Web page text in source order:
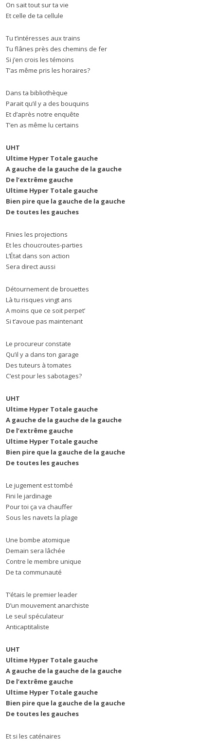
On sait tout sur ta vie
Et celle de ta cellule
Tu t’intéresses aux trains
Tu flânes près des chemins de fer
Si j’en crois les témoins
T’as même pris les horaires?
Dans ta bibliothèque
Parait qu’il y a des bouquins
Et d’après notre enquête
T’en as même lu certains
UHT
Ultime Hyper Totale gauche
A gauche de la gauche de la gauche
De l’extrême gauche
Ultime Hyper Totale gauche
Bien pire que la gauche de la gauche
De toutes les gauches
Finies les projections
Et les choucroutes-parties
L’État dans son action
Sera direct aussi
Détournement de brouettes
Là tu risques vingt ans
A moins que ce soit perpet’
Si t’avoue pas maintenant
Le procureur constate
Qu’il y a dans ton garage
Des tuteurs à tomates
C’est pour les sabotages?
UHT
Ultime Hyper Totale gauche
A gauche de la gauche de la gauche
De l’extrême gauche
Ultime Hyper Totale gauche
Bien pire que la gauche de la gauche
De toutes les gauches
Le jugement est tombé
Fini le jardinage
Pour toi ça va chauffer
Sous les navets la plage
Une bombe atomique
Demain sera lâchée
Contre le membre unique
De ta communauté
T’étais le premier leader
D’un mouvement anarchiste
Le seul spéculateur
Anticaptitaliste
UHT
Ultime Hyper Totale gauche
A gauche de la gauche de la gauche
De l’extrême gauche
Ultime Hyper Totale gauche
Bien pire que la gauche de la gauche
De toutes les gauches
Et si les caténaires